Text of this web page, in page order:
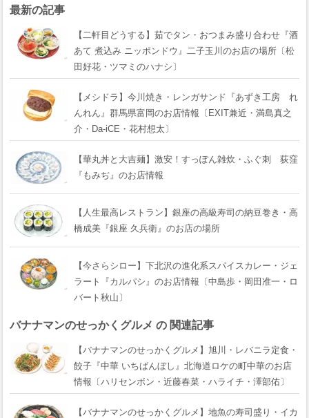
最新の記事
【二軒目どうする】茹でタン・おつまみ盛り合わせ『酒
あて 煮込み ニッポンドウ』二子玉川のお店の場所〔松
田好花・ツマミのハナシ〕
【メシドラ】今川焼き・レンガサンド『あずき工房 れ
んれん』群馬県富岡のお店情報〔EXIT兼近・満島真之
介・Da-iCE・花村想太〕
【華丸丼と大吉麺】激安！すっぽん雑炊・ふぐ刺 荻窪
『もみぢ』のお店情報
【人生最高レストラン】銀座の高級寿司の納豆巻き・高
橋成美『銀座 久兵衛』のお店の場所
【今さらシロー】下北沢の進化系スパイスカレー・ジェ
ラート『カルパシ』のお店情報〔中島歩・岡田准一・ロ
バート秋山〕
バナナマンのせっかくグルメ の 関連記事
【バナナマンのせっかくグルメ】旭川・レバニラ定食・
餃子『中華 いちばんぼし』北海道ロケの町中華のお店
情報〔ハリセンボン・近藤春菜・ハライチ・澤部佑〕
【バナナマンのせっかくグルメ】地魚の寿司盛り・イカ